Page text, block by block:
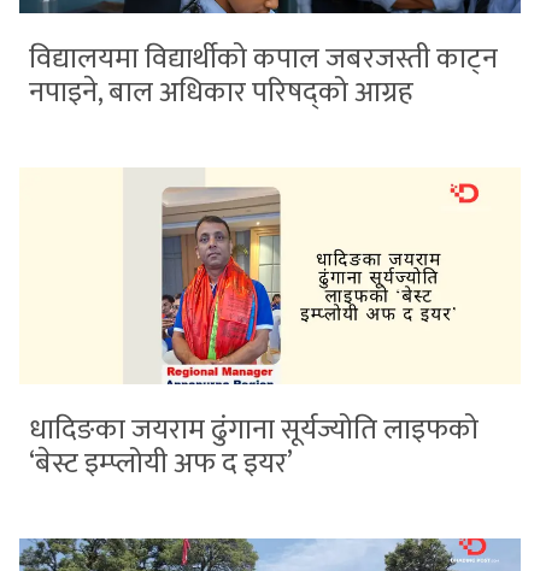
विद्यालयमा विद्यार्थीको कपाल जबरजस्ती काट्न
नपाइने, बाल अधिकार परिषद्को आग्रह
धादिङका जयराम ढुंगाना सूर्यज्योति लाइफको
‘बेस्ट इम्प्लोयी अफ द इयर’